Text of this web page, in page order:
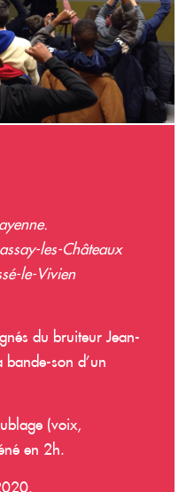
les-Châteaux
le-Vivien
du bruiteur Jean-
son d’un
(voix,
en 2h.